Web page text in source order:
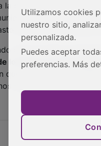
delincuencia, al
en vez de
en el adoctrinamiento
que “en estos
los ahorros
que ese dinero que
y para otros fines
Utilizamos cookies
nuestro sitio,
personalizada.
Puedes aceptar
preferencias. Más